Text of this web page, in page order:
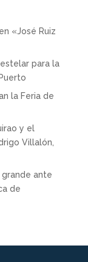
«José Ruiz
para la
la Feria de
y el
Villalón,
grande ante
de